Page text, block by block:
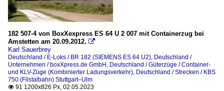
182 507-4 von BoxXexpress ES 64 U 2 007 mit Containerzug bei
Amstetten am 20.09.2012. 
Karl Sauerbrey
Deutschland / E-Loks / BR 182 (SIEMENS ES 64 U2), Deutschland /
Unternehmen / boxXpress.de GmbH , Deutschland / Güterzüge / Container-
und KLV-Züge (Kombinierter Ladungsverkehr), Deutschland / Strecken / KBS
750 (Filstalbahn) Stuttgart–Ulm
 91 1200x826 Px, 02.05.2023